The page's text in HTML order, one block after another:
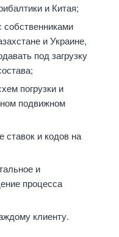
и Китая;
собственниками
и Украине,
под загрузку
погрузки и
подвижном
ставок и кодов на
и
процесса
клиенту.